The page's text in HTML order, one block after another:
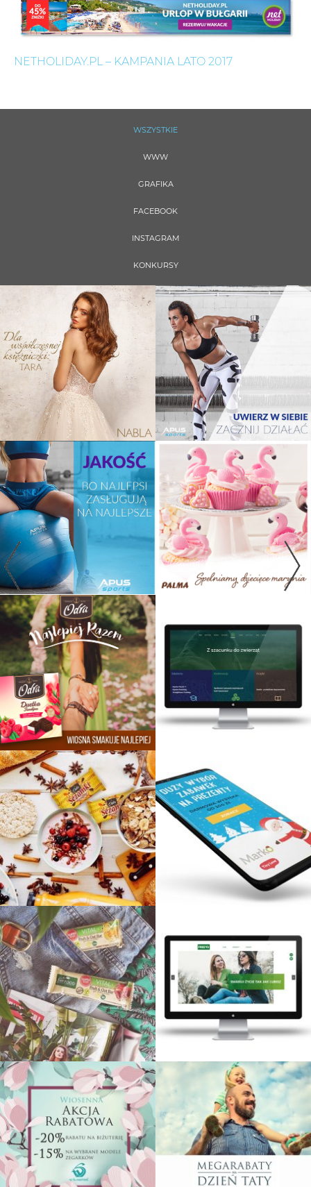
NETHOLIDAY.PL – KAMPANIA LATO 2017
WSZYSTKIE
WWW
GRAFIKA
FACEBOOK
INSTAGRAM
KONKURSY